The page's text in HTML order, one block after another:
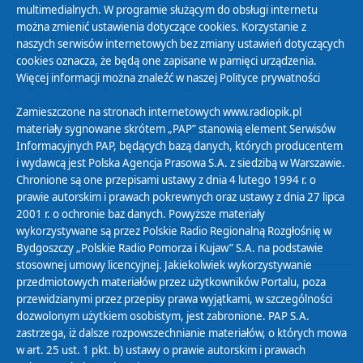
Polityka Prywatności
Zasady korzystania z Serwisu
Organizacje Pożytku Publicznego
Cyfryzacja DAB+
Polityka ochrony danych osobowych
Abonament
Zamówienia publiczne
Biuletyn Informacji Publicznej
multimedialnych. W programie służącym do obsługi internetu
można zmienić ustawienia dotyczące cookies. Korzystanie z
naszych serwisów internetowych bez zmiany ustawień dotyczących
cookies oznacza, że będą one zapisane w pamięci urządzenia.
Więcej informacji można znaleźć w naszej Polityce prywatności
Zamieszczone na stronach internetowych www.radiopik.pl
materiały sygnowane skrótem „PAP” stanowią element Serwisów
Informacyjnych PAP, będących bazą danych, których producentem
i wydawcą jest Polska Agencja Prasowa S.A. z siedzibą w Warszawie.
Chronione są one przepisami ustawy z dnia 4 lutego 1994 r. o
prawie autorskim i prawach pokrewnych oraz ustawy z dnia 27 lipca
2001 r. o ochronie baz danych. Powyższe materiały
wykorzystywane są przez Polskie Radio Regionalną Rozgłośnię w
Bydgoszczy „Polskie Radio Pomorza i Kujaw” S.A. na podstawie
stosownej umowy licencyjnej. Jakiekolwiek wykorzystywanie
przedmiotowych materiałów przez użytkowników Portalu, poza
przewidzianymi przez przepisy prawa wyjątkami, w szczególności
dozwolonym użytkiem osobistym, jest zabronione. PAP S.A.
zastrzega, iż dalsze rozpowszechnianie materiałów, o których mowa
w art. 25 ust. 1 pkt. b) ustawy o prawie autorskim i prawach